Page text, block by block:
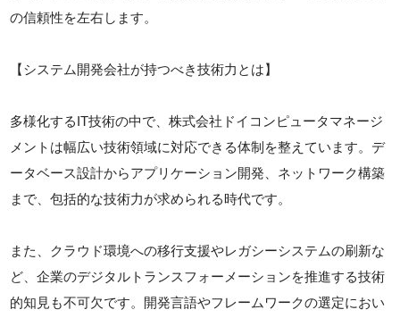
の信頼性を左右します。
【システム開発会社が持つべき技術力とは】
多様化するIT技術の中で、株式会社ドイコンピュータマネージ
メントは幅広い技術領域に対応できる体制を整えています。デ
ータベース設計からアプリケーション開発、ネットワーク構築
まで、包括的な技術力が求められる時代です。
また、クラウド環境への移行支援やレガシーシステムの刷新な
ど、企業のデジタルトランスフォーメーションを推進する技術
的知見も不可欠です。開発言語やフレームワークの選定におい